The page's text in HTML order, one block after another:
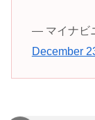
— マイナビ
December